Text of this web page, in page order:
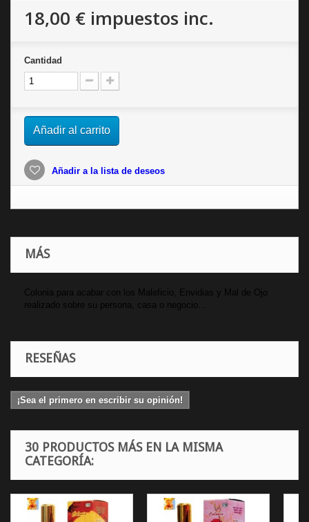
18,00 € impuestos inc.
Cantidad
Añadir al carrito
Añadir a la lista de deseos
MÁS
Colonia para acabar con los Maleficio, Envidias y Mal de Ojo
realizado sobre su persona, casa o negocio...
RESEÑAS
¡Sea el primero en escribir su opinión!
30 PRODUCTOS MÁS EN LA MISMA
CATEGORÍA: